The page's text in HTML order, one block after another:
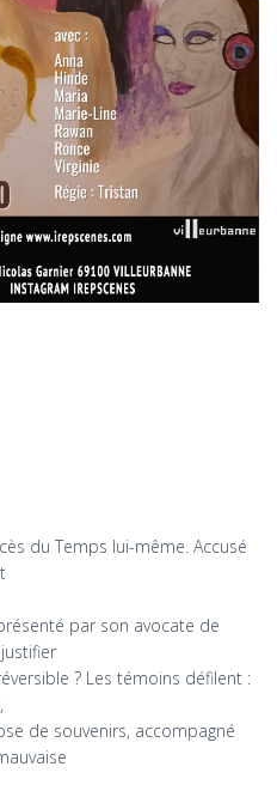
du Temps lui-même. Accusé
par son avocate de
? Les témoins défilent :
de souvenirs, accompagné